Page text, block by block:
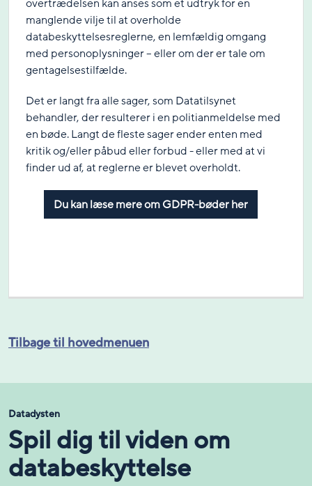
overtrædelsen kan anses som et udtryk for en
manglende vilje til at overholde
databeskyttelsesreglerne, en lemfældig omgang
med personoplysninger – eller om der er tale om
gentagelsestilfælde.
Det er langt fra alle sager, som Datatilsynet
behandler, der resulterer i en politianmeldelse med
en bøde. Langt de fleste sager ender enten med
kritik og/eller påbud eller forbud - eller med at vi
finder ud af, at reglerne er blevet overholdt.
Du kan læse mere om GDPR-bøder her
Tilbage til hovedmenuen
Datadysten
Spil dig til viden om
databeskyttelse